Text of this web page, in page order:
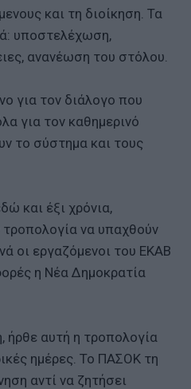
και τη διοίκηση. Τα
υποστελέχωση,
ανανέωση του στόλου.
για τον διάλογο που
για τον καθημερινό
το σύστημα και τους
και έξι χρόνια,
να υπαχθούν
οι εργαζόμενοι του ΕΚΑΒ
η Νέα Δημοκρατία
αυτή η τροπολογία
ημέρες. Το ΠΑΣΟΚ τη
αντί να ζητήσει